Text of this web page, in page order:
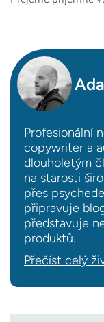
Profesionální
copywriter a
dlouholetým
na starosti
přes
připravuje
představuje
produktů.
Přečíst celý